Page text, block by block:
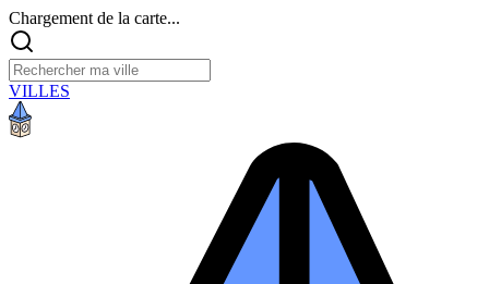
Chargement de la carte...
VILLES